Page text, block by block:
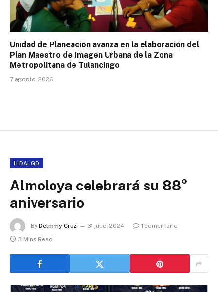
Unidad de Planeación avanza en la elaboración del
Plan Maestro de Imagen Urbana de la Zona
Metropolitana de Tulancingo
7 agosto, 2026
HIDALGO
Almoloya celebrará su 88°
aniversario
By Delmmy Cruz 31 julio, 2024
1 comentario
3 Mins Read